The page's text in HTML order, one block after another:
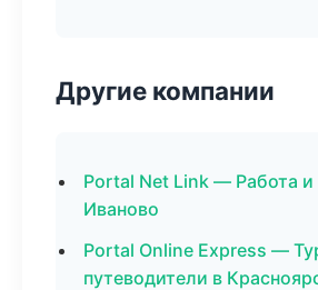
Другие компании
Portal Net Link — Работа и
Иваново
Portal Online Express —
путеводители в